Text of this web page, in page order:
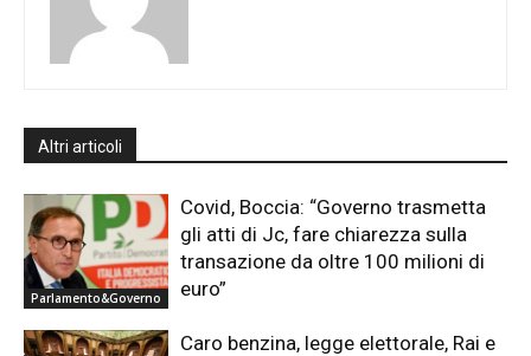
Altri articoli
Parlamento&Governo
Covid, Boccia: “Governo trasmetta
gli atti di Jc, fare chiarezza sulla
transazione da oltre 100 milioni di
euro”
Caro benzina, legge elettorale, Rai e